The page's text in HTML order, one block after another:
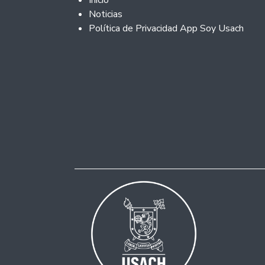
Noticias
Política de Privacidad App Soy Usach